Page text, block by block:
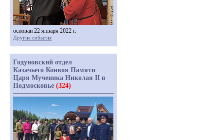
основан 22 января 2022 г.
Другие события
Годуновский отдел
Казачьего Конвоя Памяти
Царя Мученика Николая II в
Подмосковье (324)